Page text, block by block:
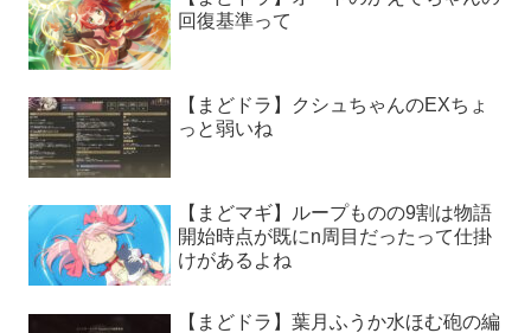
回復基準って
【まどドラ】クシュちゃんのEXちょ
っと弱いね
【まどマギ】ループものの9割は物語
開始時点が既にn周目だったって仕掛
けがあるよね
【まどドラ】葉月ふうか水ほむ砲の編